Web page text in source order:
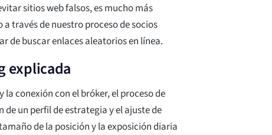
sitios web falsos, es mucho más
través de nuestro proceso de socios
de buscar enlaces aleatorios en línea.
explicada
conexión con el bróker, el proceso de
un perfil de estrategia y el ajuste de
de la posición y la exposición diaria